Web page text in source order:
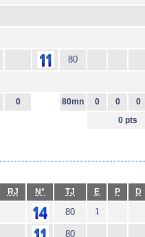
80
0 80mn 0 0 0
0 pts
RJ N° TJ E P D
80 1
80